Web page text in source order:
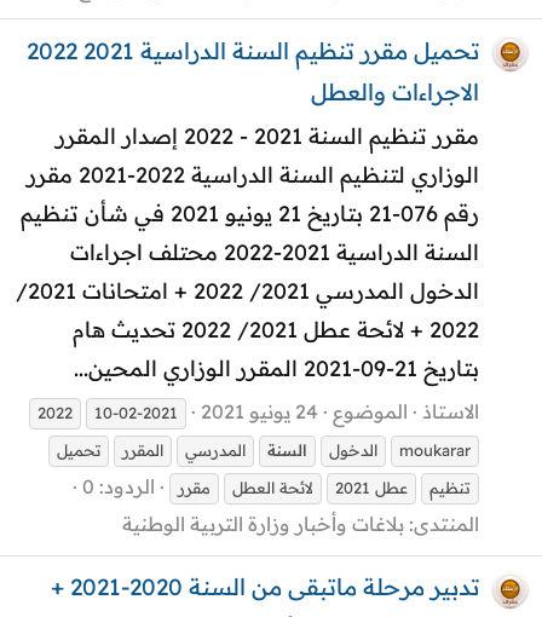
تحميل مقرر تنظيم السنة الدراسية 2021 2022
الاجراءات والعطل
مقرر تنظيم السنة 2021 - 2022 إصدار المقرر
الوزاري لتنظيم السنة الدراسية 2022-2021 مقرر
رقم 076-21 بتاريخ 21 يونيو 2021 في شأن تنظيم
السنة الدراسية 2021-2022 محتلف اجراءات
الدخول المدرسي 2021/ 2022 + امتحانات 2021/
2022 + لائحة عطل 2021/ 2022 تحديث هام
بتاريخ 21-09-2021 المقرر الوزاري المحين...
الاستاذ الموضوع 24 يونيو 2021 10-02-2021
2022
moukarar
الدخول السنة المدرسي المقرر
تحميل
تنظيم
عطل 2021 لائحة العطل مقرر
الردود: 0
المنتدى: بلاغات وأخبار وزارة التربية الوطنية
تدبير مرحلة ماتبقى من السنة 2020-2021 +